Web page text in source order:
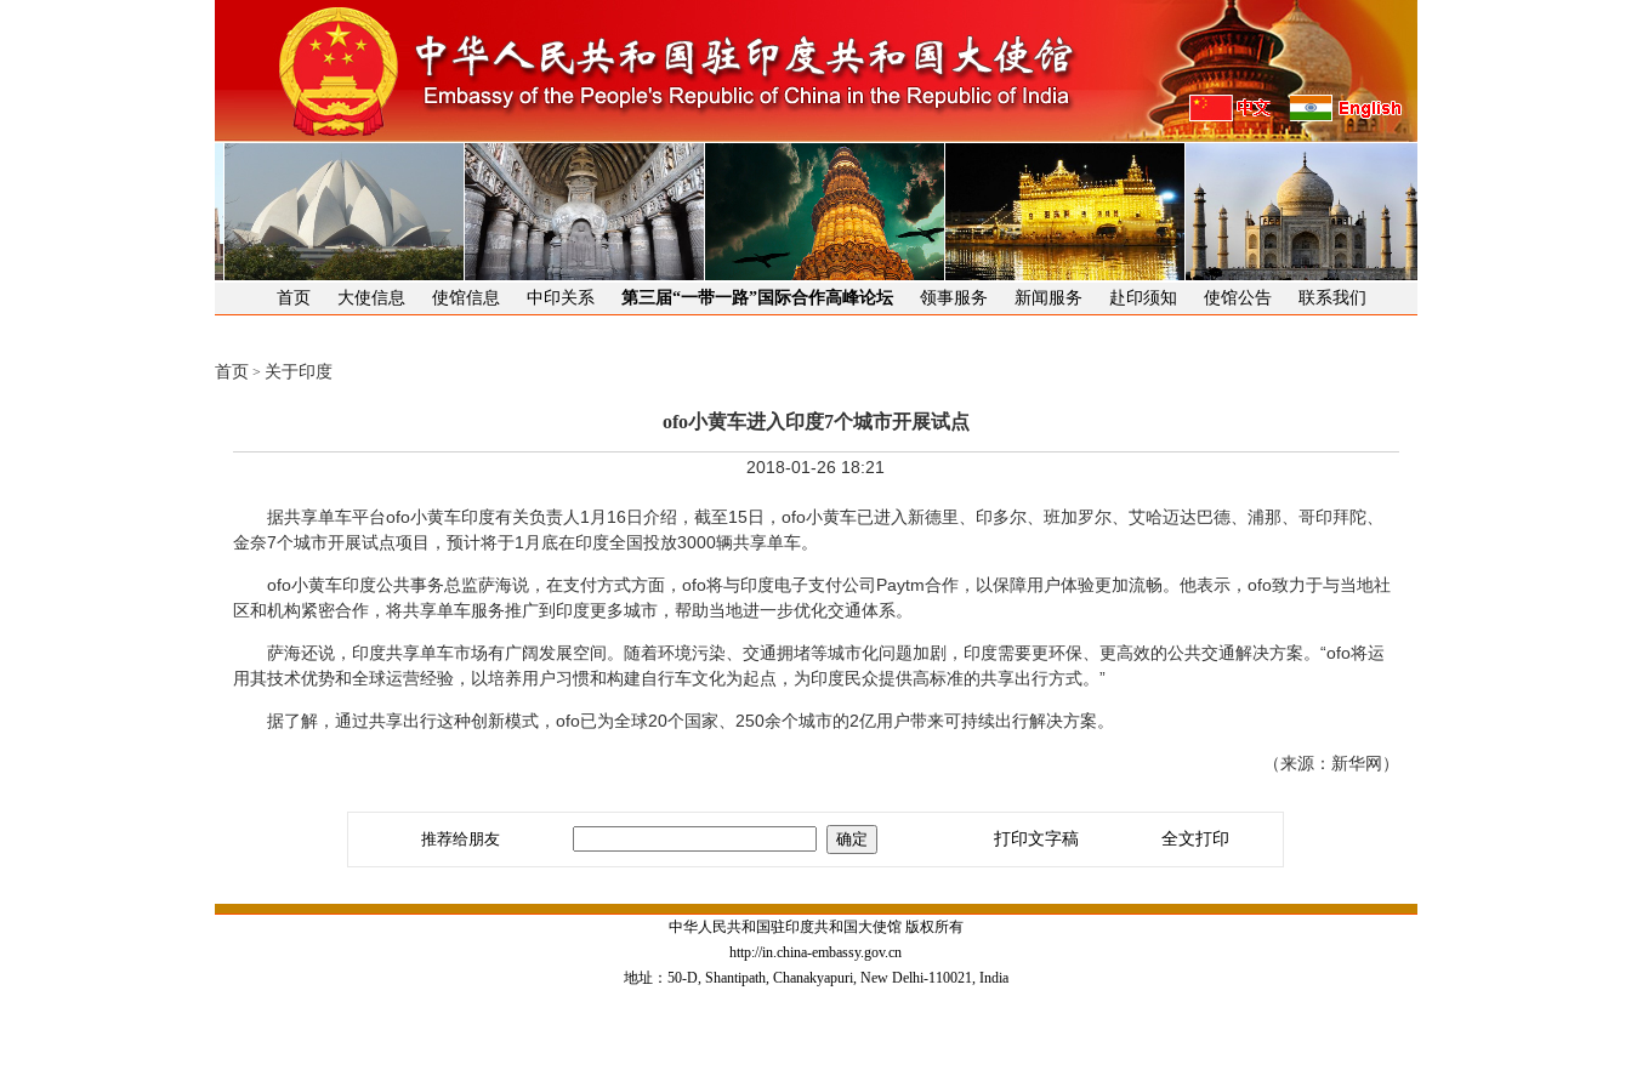
首页 大使信息 使馆信息 中印关系 第三届“一带一路”国际合作高峰论坛 领事服务 新闻服务 赴印须知 使馆公告 联系我们
首页 > 关于印度
ofo小黄车进入印度7个城市开展试点
2018-01-26 18:21
据共享单车平台ofo小黄车印度有关负责人1月16日介绍，截至15日，ofo小黄车已进入新德里、印多尔、班加罗尔、艾哈迈达巴德、浦那、哥印拜陀、
金奈7个城市开展试点项目，预计将于1月底在印度全国投放3000辆共享单车。
ofo小黄车印度公共事务总监萨海说，在支付方式方面，ofo将与印度电子支付公司Paytm合作，以保障用户体验更加流畅。他表示，ofo致力于与当地社
区和机构紧密合作，将共享单车服务推广到印度更多城市，帮助当地进一步优化交通体系。
萨海还说，印度共享单车市场有广阔发展空间。随着环境污染、交通拥堵等城市化问题加剧，印度需要更环保、更高效的公共交通解决方案。“ofo将运
用其技术优势和全球运营经验，以培养用户习惯和构建自行车文化为起点，为印度民众提供高标准的共享出行方式。”
据了解，通过共享出行这种创新模式，ofo已为全球20个国家、250余个城市的2亿用户带来可持续出行解决方案。
（来源：新华网）
推荐给朋友 打印文字稿 全文打印
中华人民共和国驻印度共和国大使馆 版权所有
http://in.china-embassy.gov.cn
地址：50-D, Shantipath, Chanakyapuri, New Delhi-110021, India